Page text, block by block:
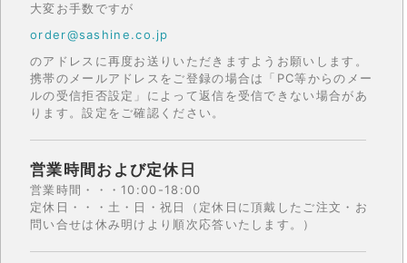
大変お手数ですが
order@sashine.co.jp
のアドレスに再度お送りいただきますようお願いします。
携帯のメールアドレスをご登録の場合は「PC等からのメー
ルの受信拒否設定」によって返信を受信できない場合があ
ります。設定をご確認ください。
営業時間および定休日
営業時間・・・10:00-18:00
定休日・・・土・日・祝日（定休日に頂戴したご注文・お
問い合せは休み明けより順次応答いたします。）